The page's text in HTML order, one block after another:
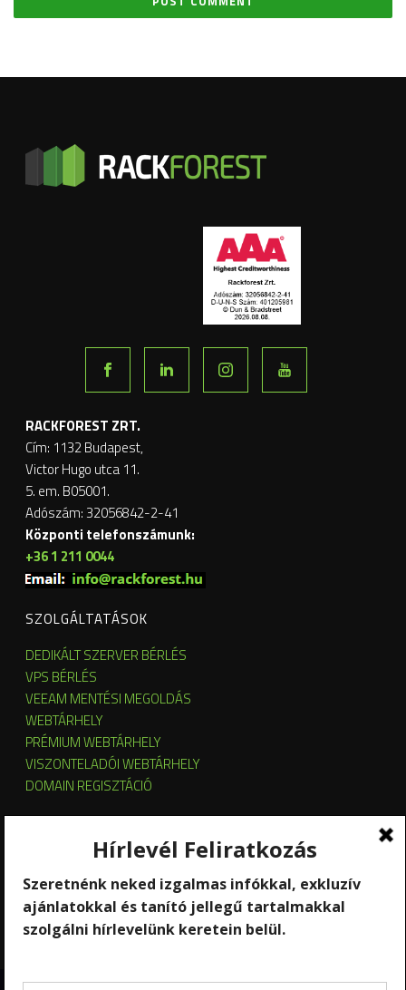
RACKFOREST ZRT.
Cím: 1132 Budapest,
Victor Hugo utca 11.
5. em. B05001.
Adószám: 32056842-2-41
Központi telefonszámunk:
+36 1 211 0044
SZOLGÁLTATÁSOK
DEDIKÁLT SZERVER BÉRLÉS
VPS BÉRLÉS
VEEAM MENTÉSI MEGOLDÁS
WEBTÁRHELY
PRÉMIUM WEBTÁRHELY
VISZONTELADÓI WEBTÁRHELY
DOMAIN REGISZTÁCIÓ
SZERVER ÜZEMELTETÉS
SZOFTVERBÉRLÉS
STREAMING
Copyright 2026 © RackForest